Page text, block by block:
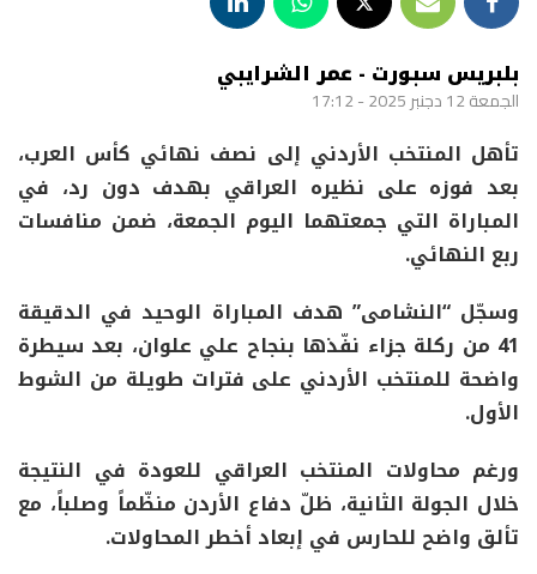
بلبريس سبورت - عمر الشرايبي
الجمعة 12 دجنبر 2025 - 17:12
تأهل المنتخب الأردني إلى نصف نهائي كأس العرب،
بعد فوزه على نظيره العراقي بهدف دون رد، في
المباراة التي جمعتهما اليوم الجمعة، ضمن منافسات
ربع النهائي.
وسجّل “النشامى” هدف المباراة الوحيد في الدقيقة
41 من ركلة جزاء نفّذها بنجاح علي علوان، بعد سيطرة
واضحة للمنتخب الأردني على فترات طويلة من الشوط
الأول.
ورغم محاولات المنتخب العراقي للعودة في النتيجة
خلال الجولة الثانية، ظلّ دفاع الأردن منظّماً وصلباً، مع
تألق واضح للحارس في إبعاد أخطر المحاولات.